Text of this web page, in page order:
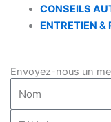
CONSEILS
ENTRETIEN &
Envoyez-nous un